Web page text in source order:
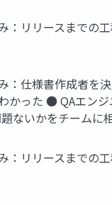
：リリースまでの
：仕様書作成者を
かった ● QAエン
ないかをチームに
：リリースまでの